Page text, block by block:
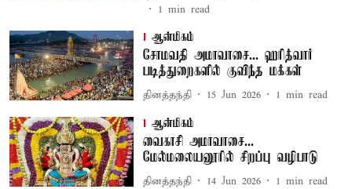
1 min read
ஆன்மிகம்
சோமவதி அமாவாசை... ஹரித்வார்
படித்துறைகளில் குவிந்த மக்கள்
தினத்தந்தி 15 Jun 2026 1 min read
ஆன்மிகம்
வைகாசி அமாவாசை...
மேல்மலையனூரில் சிறப்பு வழிபாடு
தினத்தந்தி 14 Jun 2026 1 min read